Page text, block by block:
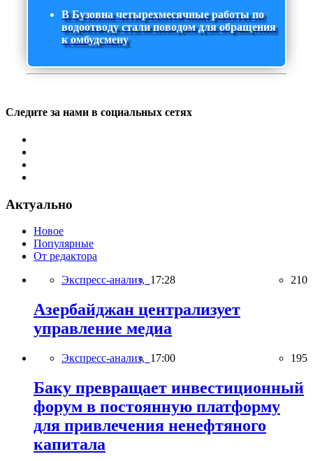
В Бузовна четырехмесячные работы по
водоотводу стали поводом для обращения
к омбудсмену
Следите за нами в социальных сетях
Актуально
Новое
Популярные
От редактора
Экспресс-анализ, 17:28 210
Азербайджан централизует
управление медиа
Экспресс-анализ, 17:00 195
Баку превращает инвестиционный
форум в постоянную платформу
для привлечения ненефтяного
капитала